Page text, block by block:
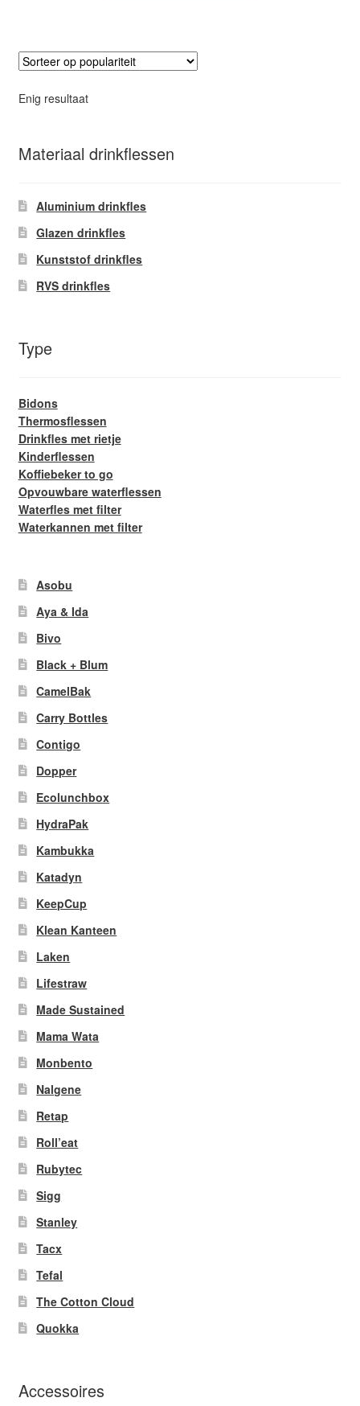
Enig resultaat
Materiaal drinkflessen
Aluminium drinkfles
Glazen drinkfles
Kunststof drinkfles
RVS drinkfles
Type
Bidons
Thermosflessen
Drinkfles met rietje
Kinderflessen
Koffiebeker to go
Opvouwbare waterflessen
Waterfles met filter
Waterkannen met filter
Asobu
Aya & Ida
Bivo
Black + Blum
CamelBak
Carry Bottles
Contigo
Dopper
Ecolunchbox
HydraPak
Kambukka
Katadyn
KeepCup
Klean Kanteen
Laken
Lifestraw
Made Sustained
Mama Wata
Monbento
Nalgene
Retap
Roll’eat
Rubytec
Sigg
Stanley
Tacx
Tefal
The Cotton Cloud
Quokka
Accessoires